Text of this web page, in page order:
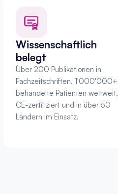
Wissenschaftlich
belegt
Über 200 Publikationen in
Fachzeitschriften, 1'000'000+
behandelte Patienten weltweit,
CE-zertifiziert und in über 50
Ländern im Einsatz.